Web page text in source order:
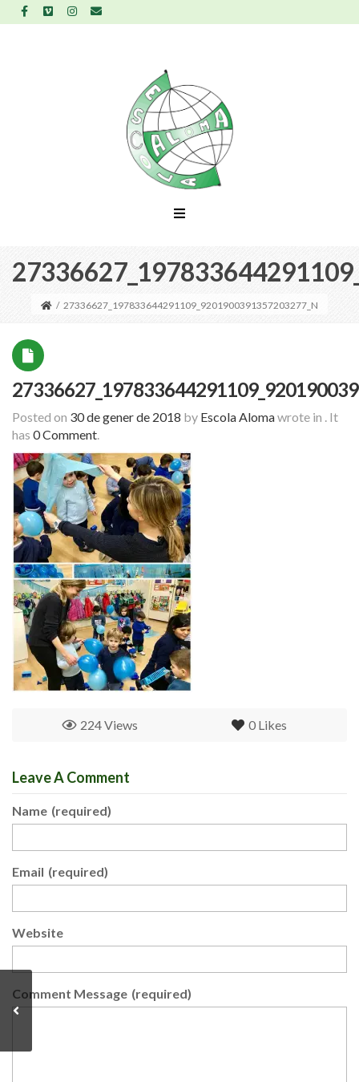
/ 27336627_197833644291109_9201900391357203277_N
Posted on 30 de gener de 2018 by Escola Alomawrote in . It
has 0 Comment.
0 Likes
224 Views
Leave A Comment
Name (required)
Email (required)
Website
Comment Message (required)